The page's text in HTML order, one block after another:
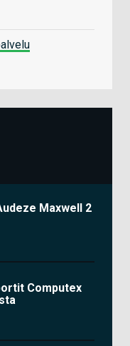
Maxwell 2
Computex